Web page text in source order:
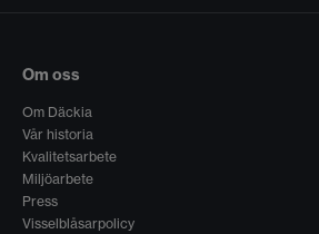
Om oss
Om Däckia
Vår historia
Kvalitetsarbete
Miljöarbete
Press
Visselblåsarpolicy